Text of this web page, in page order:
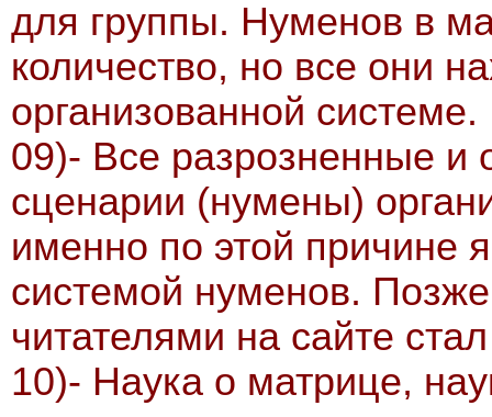
для группы. Нуменов в
количество, но все они
организованной системе.
09)- Все разрозненные и
сценарии (нумены)
именно по этой причине
системой нуменов.
читателями на сайте
10)- Наука о матрице,